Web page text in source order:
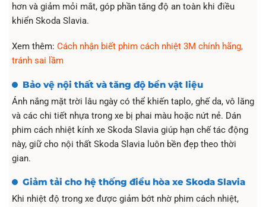
hơn và giảm mỏi mắt, góp phần tăng độ an toàn khi điều
khiển Skoda Slavia.
Xem thêm: Cách nhận biết phim cách nhiệt 3M chính hãng,
tránh sai lầm
Bảo vệ nội thất và tăng độ bền vật liệu
Ánh nắng mặt trời lâu ngày có thể khiến taplo, ghế da, vô lăng
và các chi tiết nhựa trong xe bị phai màu hoặc nứt nẻ. Dán
phim cách nhiệt kính xe Skoda Slavia giúp hạn chế tác động
này, giữ cho nội thất Skoda Slavia luôn bền đẹp theo thời
gian.
Giảm tải cho hệ thống điều hòa xe Skoda Slavia
Khi nhiệt độ trong xe được giảm bớt nhờ phim cách nhiệt,